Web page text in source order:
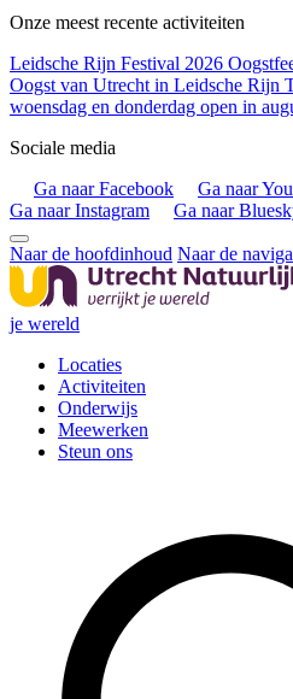
Onze meest recente activiteiten
Leidsche Rijn Festival 2026
Oogst van Utrecht in Leidsche Rijn
woensdag en donderdag open in
Sociale media
Ga naar Facebook
Ga naar
Ga naar Instagram
Ga naar
Naar de hoofdinhoud Naar de
je wereld
Locaties
Activiteiten
Onderwijs
Meewerken
Steun ons